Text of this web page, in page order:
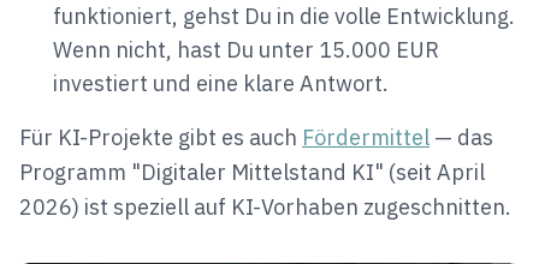
funktioniert, gehst Du in die volle Entwicklung.
Wenn nicht, hast Du unter 15.000 EUR
investiert und eine klare Antwort.
Für KI-Projekte gibt es auch Fördermittel — das
Programm "Digitaler Mittelstand KI" (seit April
2026) ist speziell auf KI-Vorhaben zugeschnitten.